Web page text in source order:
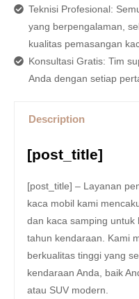
Teknisi Profesional:
yang berpengalaman,
kualitas pemasangan
Konsultasi Gratis: Tim
Anda dengan setiap
Description
[post_title]
[post_title] – Layanan
kaca mobil kami
dan kaca samping untuk
tahun kendaraan. Kami
berkualitas tinggi yang
kendaraan Anda, baik
atau SUV modern.